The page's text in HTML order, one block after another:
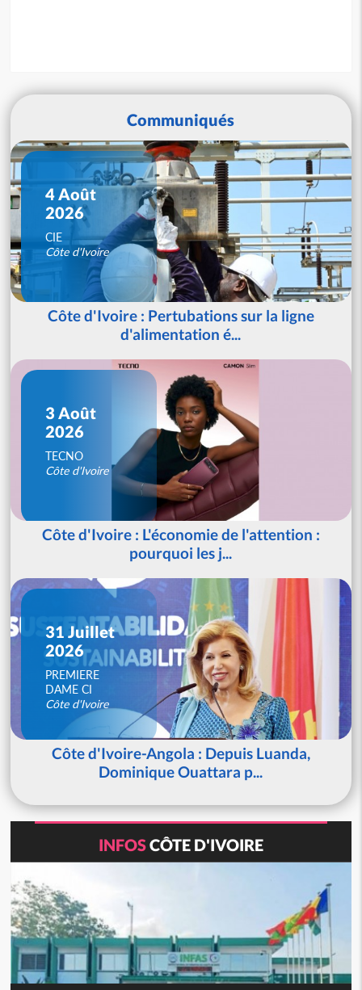
Communiqués
4 Août
2026
CIE
Côte d'Ivoire
Côte d'Ivoire : Pertubations sur la ligne
d'alimentation é...
3 Août
2026
TECNO
Côte d'Ivoire
Côte d'Ivoire : L'économie de l'attention :
pourquoi les j...
31 Juillet
2026
PREMIERE
DAME CI
Côte d'Ivoire
Côte d'Ivoire-Angola : Depuis Luanda,
Dominique Ouattara p...
INFOSCÔTE D'IVOIRE